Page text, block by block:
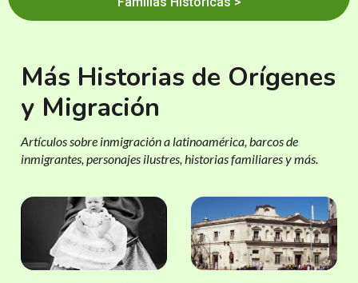
Más Historias de Orígenes
y Migración
Artículos sobre inmigración a latinoamérica, barcos de
inmigrantes, personajes ilustres, historias familiares y más.